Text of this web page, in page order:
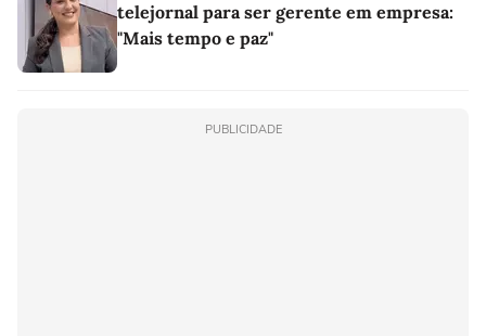
telejornal para ser gerente em empresa:
"Mais tempo e paz"
PUBLICIDADE